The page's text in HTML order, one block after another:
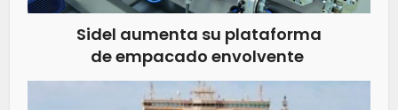
Sidel aumenta su plataforma
de empacado envolvente